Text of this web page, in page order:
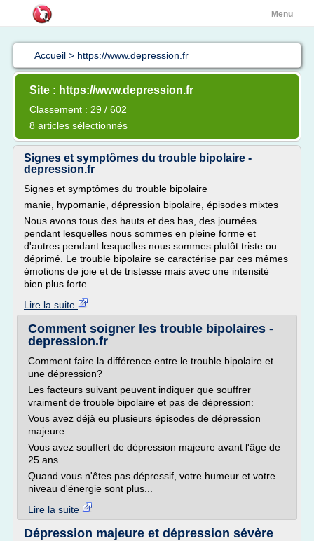
Menu
Accueil > https://www.depression.fr
Site : https://www.depression.fr
Classement : 29 / 602
8 articles sélectionnés
Signes et symptômes du trouble bipolaire -
depression.fr
Signes et symptômes du trouble bipolaire
manie, hypomanie, dépression bipolaire, épisodes mixtes
Nous avons tous des hauts et des bas, des journées
pendant lesquelles nous sommes en pleine forme et
d'autres pendant lesquelles nous sommes plutôt triste ou
déprimé. Le trouble bipolaire se caractérise par ces mêmes
émotions de joie et de tristesse mais avec une intensité
bien plus forte...
Lire la suite
Comment soigner les trouble bipolaires -
depression.fr
Comment faire la différence entre le trouble bipolaire et
une dépression?
Les facteurs suivant peuvent indiquer que souffrer
vraiment de trouble bipolaire et pas de dépression:
Vous avez déjà eu plusieurs épisodes de dépression
majeure
Vous avez souffert de dépression majeure avant l'âge de
25 ans
Quand vous n'êtes pas dépressif, votre humeur et votre
niveau d'énergie sont plus...
Lire la suite
Dépression majeure et dépression sévère